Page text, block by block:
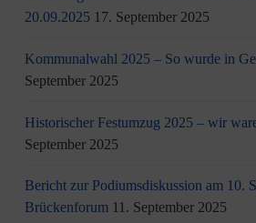
20.09.2025 17. September 2025
Kommunalwahl 2025 – So wurde in
September 2025
Historischer Festumzug 2025 – wir
September 2025
Bericht zur Podiumsdiskussion am 10.
Brückenforum 11. September 2025